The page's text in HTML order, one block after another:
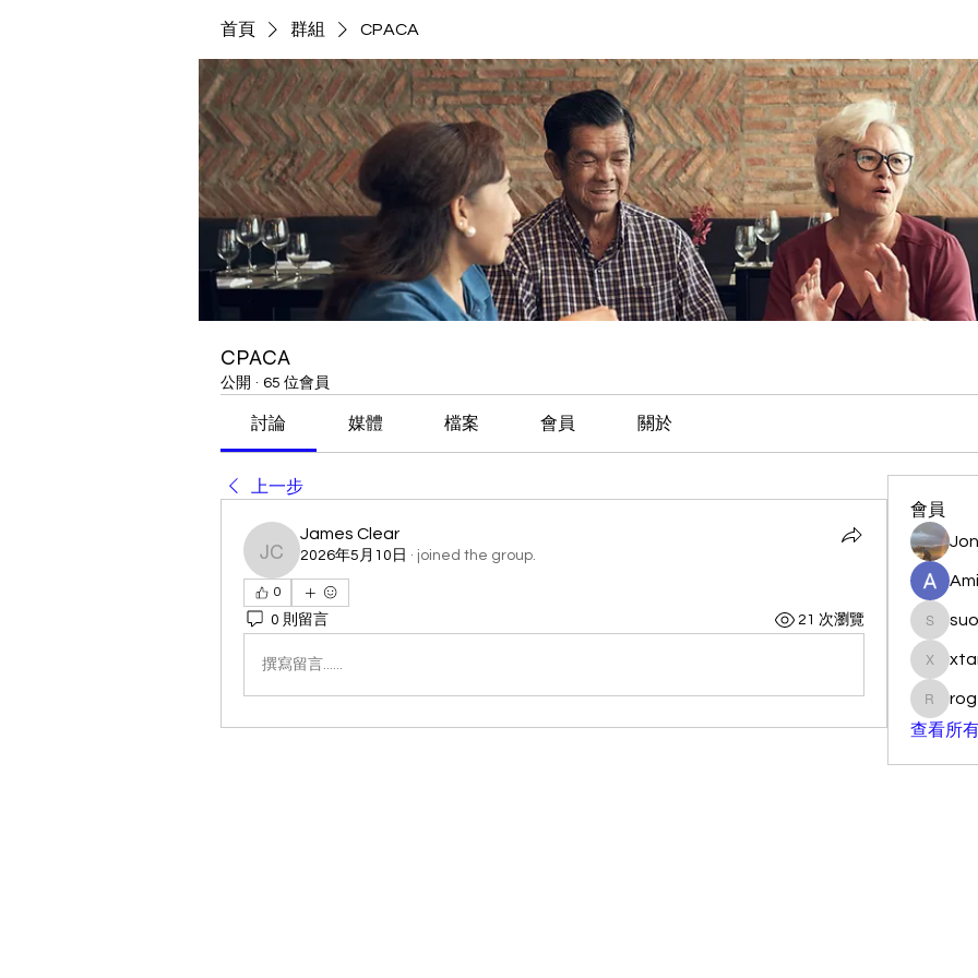
首頁 群組 CPACA
CPACA
公開 · 65 位會員
討論 媒體 檔案 會員 關於
上一步
James Clear
James Clear
2026年5月10日 · joined the group.
0
0 則留言 21 次瀏覽
撰寫留言......
會員
xtancer
查看所